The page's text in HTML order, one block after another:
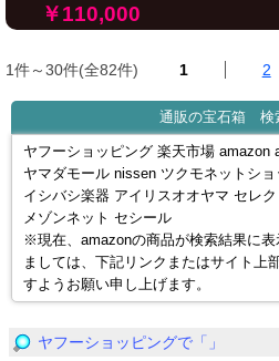
￥110,000
1件～30件(全82件) 1 2
通販の宝石箱 検
ヤフーショッピング 楽天市場 amazon
ヤマダモール nissen ツクモネットシ
イシバシ楽器 アイリスオオヤマ セレ
メゾンネット セシール
※現在、amazonの商品が検索結果に表
ましては、下記リンクまたはサイト上
すようお願い申し上げます。
ヤフーショッピングで「」